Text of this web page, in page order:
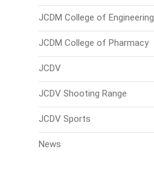
JCDM College of Engineering
JCDM College of Pharmacy
JCDV
JCDV Shooting Range
JCDV Sports
News